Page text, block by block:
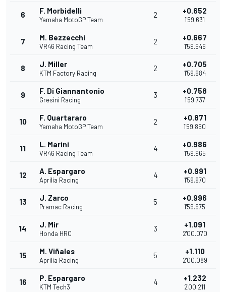
6 F. Morbidelli
Yamaha MotoGP Team
2 +0.652
1'59.631
7 M. Bezzecchi
VR46 Racing Team
2 +0.667
1'59.646
8 J. Miller
KTM Factory Racing
2 +0.705
1'59.684
9 F. Di Giannantonio
Gresini Racing
3 +0.758
1'59.737
10 F. Quartararo
Yamaha MotoGP Team
2 +0.871
1'59.850
11 L. Marini
VR46 Racing Team
4 +0.986
1'59.965
12 A. Espargaro
Aprilia Racing
4 +0.991
1'59.970
13 J. Zarco
Pramac Racing
5 +0.996
1'59.975
14 J. Mir
Honda HRC
3 +1.091
2'00.070
15 M. Viñales
Aprilia Racing
5 +1.110
2'00.089
16 P. Espargaro
KTM Tech3
4 +1.232
2'00.211